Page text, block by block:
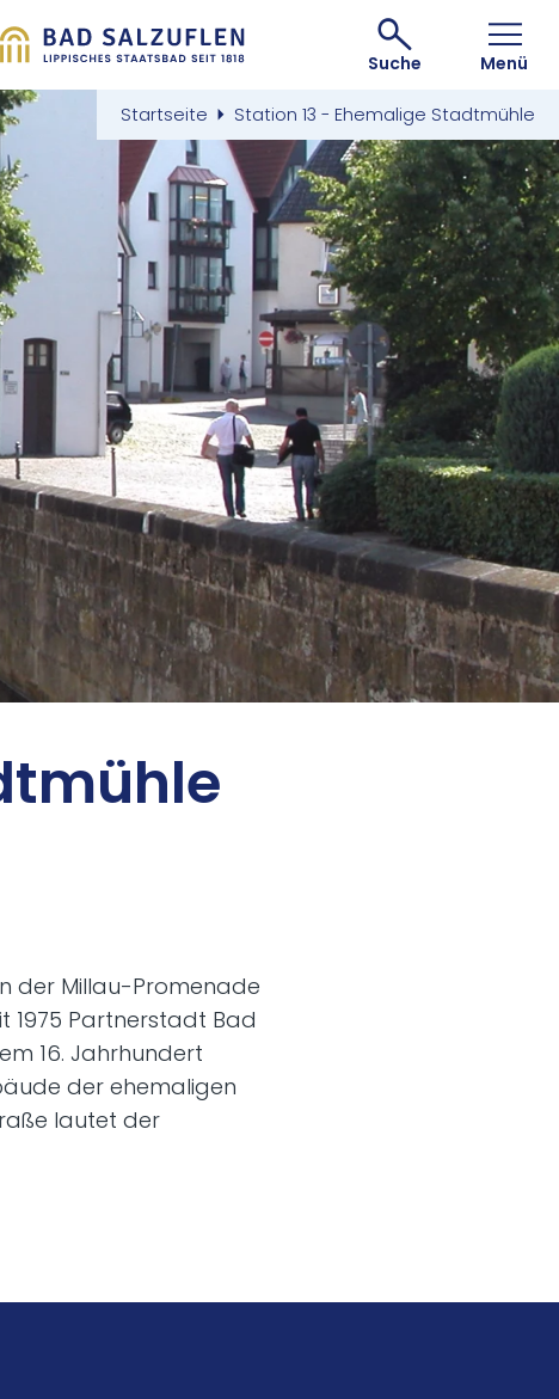
Suche Menü
Startseite Station 13 - Ehemalige Stadtmühle
der Millau-Promenade
1975 Partnerstadt Bad
16. Jahrhundert
der ehemaligen
lautet der